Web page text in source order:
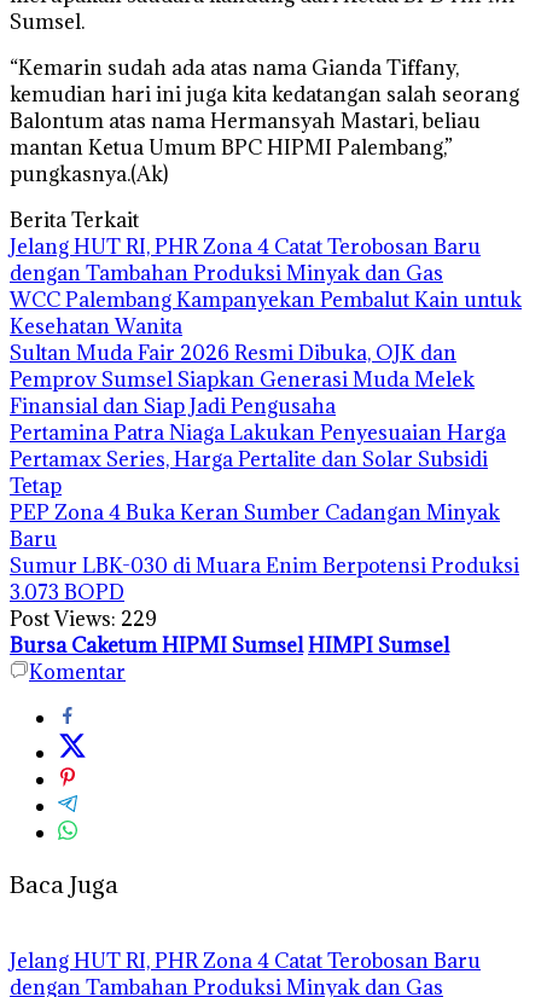
Sumsel.
“Kemarin sudah ada atas nama Gianda Tiffany,
kemudian hari ini juga kita kedatangan salah seorang
Balontum atas nama Hermansyah Mastari, beliau
mantan Ketua Umum BPC HIPMI Palembang,”
pungkasnya.(Ak)
Berita Terkait
Jelang HUT RI, PHR Zona 4 Catat Terobosan Baru
dengan Tambahan Produksi Minyak dan Gas
WCC Palembang Kampanyekan Pembalut Kain untuk
Kesehatan Wanita
Sultan Muda Fair 2026 Resmi Dibuka, OJK dan
Pemprov Sumsel Siapkan Generasi Muda Melek
Finansial dan Siap Jadi Pengusaha
Pertamina Patra Niaga Lakukan Penyesuaian Harga
Pertamax Series, Harga Pertalite dan Solar Subsidi
Tetap
PEP Zona 4 Buka Keran Sumber Cadangan Minyak
Baru
Sumur LBK-030 di Muara Enim Berpotensi Produksi
3.073 BOPD
Post Views: 229
Bursa Caketum HIPMI SumselHIMPI Sumsel
Komentar
Baca Juga
Jelang HUT RI, PHR Zona 4 Catat Terobosan Baru
dengan Tambahan Produksi Minyak dan Gas